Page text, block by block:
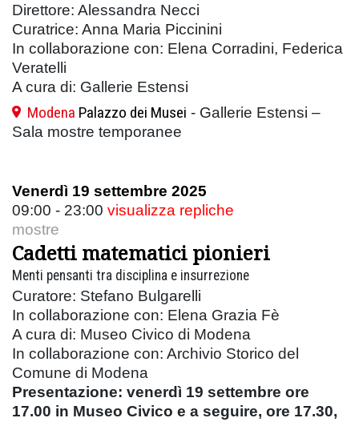
Direttore: Alessandra Necci
Curatrice: Anna Maria Piccinini
In collaborazione con: Elena Corradini, Federica
Veratelli
A cura di: Gallerie Estensi
Modena Palazzo dei Musei - Gallerie Estensi –
Sala mostre temporanee
Venerdì 19 settembre 2025
09:00 - 23:00 visualizza repliche
mostre
Cadetti matematici pionieri
Menti pensanti tra disciplina e insurrezione
Curatore: Stefano Bulgarelli
In collaborazione con: Elena Grazia Fè
A cura di: Museo Civico di Modena
In collaborazione con: Archivio Storico del
Comune di Modena
Presentazione: venerdì 19 settembre ore
17.00 in Museo Civico e a seguire, ore 17.30,